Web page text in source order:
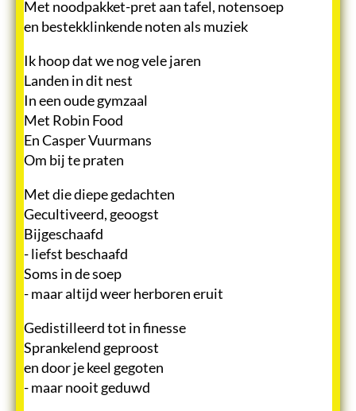
Met noodpakket-pret aan tafel, notensoep
en bestekklinkende noten als muziek
Ik hoop dat we nog vele jaren
Landen in dit nest
In een oude gymzaal
Met Robin Food
En Casper Vuurmans
Om bij te praten
Met die diepe gedachten
Gecultiveerd, geoogst
Bijgeschaafd
- liefst beschaafd
Soms in de soep
- maar altijd weer herboren eruit
Gedistilleerd tot in finesse
Sprankelend geproost
en door je keel gegoten
- maar nooit geduwd